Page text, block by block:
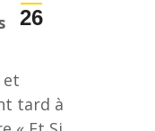
26
ont
et
tard à